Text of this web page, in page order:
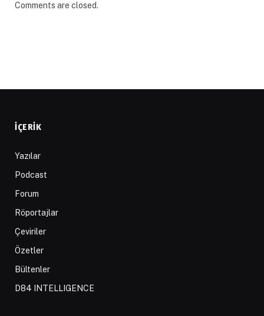
Comments are closed.
İÇERIK
Yazılar
Podcast
Forum
Röportajlar
Çeviriler
Özetler
Bültenler
D84 INTELLIGENCE